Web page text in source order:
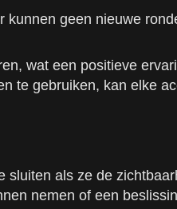
geen nieuwe
wat een positieve
te gebruiken, kan elke
als ze de
nemen of een